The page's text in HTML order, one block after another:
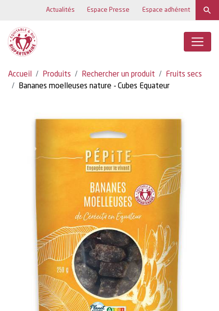
Actualités Espace Presse Espace adhérent
Accueil Produits Rechercher un produit
Fruits secs
Bananes moelleuses nature - Cubes Equateur